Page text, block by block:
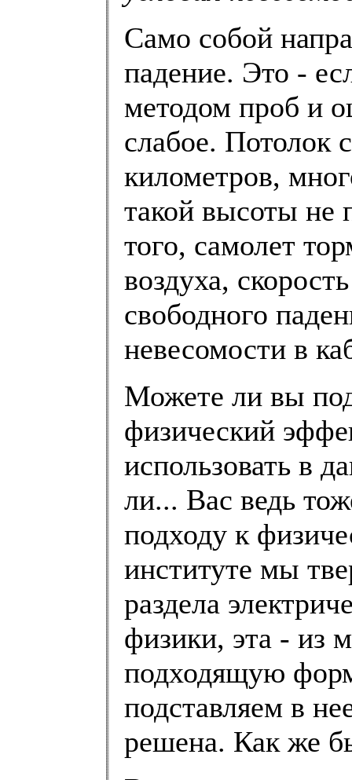
Само собой
падение. Это -
методом проб и
слабое. Потолок
километров,
такой высоты не
того, самолет
воздуха,
свободного
невесомости в
Можете ли вы
физический
использовать в
ли... Вас ведь
подходу к
институте мы
раздела
физики, эта - из
подходящую
подставляем в
решена. Как же